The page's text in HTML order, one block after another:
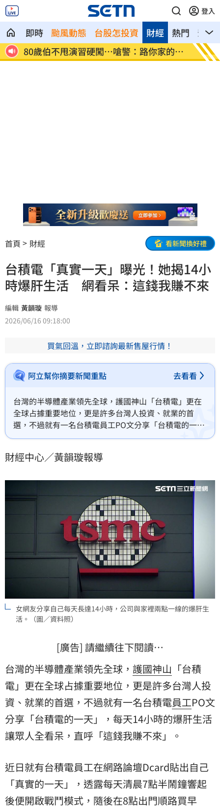
登入
即時 颱風動態 台股怎投資 熱門 影音
財經
群 80歲伯不甩演習硬闖…嗆警：路你家的
逆？
退休
首頁 財經 看新聞換好禮
台積電「真實一天」曝光！她揭14小
時爆肝生活 網看呆：這錢我賺不來
編輯 黃韻璇 報導
2026/06/16 09:18:00
買氣回溫，立即諮詢最新售屋行情！
阿立幫你摘要新聞重點 去看看
台灣的半導體產業領先全球，護國神山「台積電」更在
全球占據重要地位，更是許多台灣人投資、就業的首
選，不過就有一名台積電員工PO文分享「台積電的一
天」，每天14小時的爆肝生活讓眾人全看呆，直呼「這
財經中心／黃韻璇報導
女網友分享自己每天長達14小時，公司與家裡兩點一線的爆肝生
活。（圖／資料照）
[廣告] 請繼續往下閱讀…
台灣的半導體產業領先全球， 護國神山 「台積
電」更在全球占據重要地位，更是許多台灣人投
資、就業的首選，不過就有一名台積電員工PO文
分享「台積電的一天」，每天14小時的爆肝生活
讓眾人全看呆，直呼「這錢我賺不來」。
近日就有台積電員工在網路論壇Dcard貼出自己
「真實的一天」，透露每天清晨7點半鬧鐘響起
後便開啟戰鬥模式，隨後在8點出門順路買早